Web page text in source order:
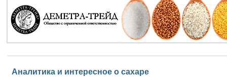
Аналитика и интересное о сахаре